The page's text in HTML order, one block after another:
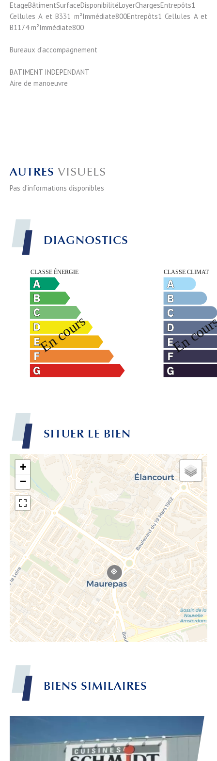
EtageBâtimentSurfaceDisponibilitéLoyerChargesEntrepôts1
Cellules A et B331 m²Immédiate800Entrepôts1 Cellules A et
B1174 m²Immédiate800
Bureaux d'accompagnement
BATIMENT INDEPENDANT
Aire de manoeuvre
AUTRES VISUELS
Pas d'informations disponibles
DIAGNOSTICS
SITUER LE BIEN
+
−
BIENS SIMILAIRES